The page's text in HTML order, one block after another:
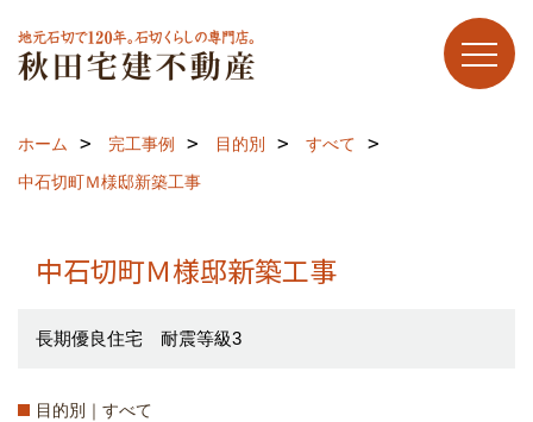
ホーム 完工事例 目的別
すべて
中石切町Ｍ様邸新築工事
中石切町Ｍ様邸新築工事
長期優良住宅 耐震等級3
目的別｜すべて